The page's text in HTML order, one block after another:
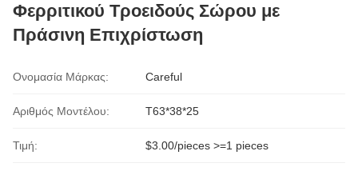
Φερριτικού Τροειδούς Σώρου με
Πράσινη Επιχρίστωση
Ονομασία Μάρκας: Careful
Αριθμός Μοντέλου: Τ63*38*25
Τιμή: $3.00/pieces >=1 pieces